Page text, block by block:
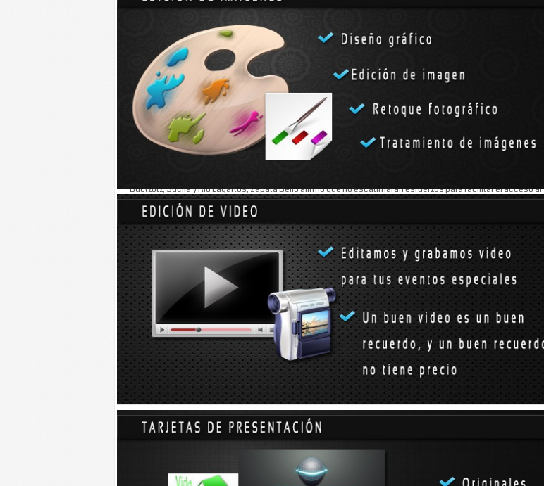
Gobierno
En Tizimín, durante una entrega de insumos agrícolas, Andrés Cauich Moo se acercó ayer al gobernador
Rolando Zapata Bello para plantearle la necesidad de apoyo para sistemas de riego.
“De qué sirve que nos den maíz si no hay lluvias seguras como hace muchos años”, cuestionó.
El gobernador tomó la solicitud escrita y le ofreció tomarla en cuenta.
Buctzotz, Sucilá y Río Lagartos, Zapata Bello afirmó que no escatimarán esfuerzos para facilitar el acceso al
conocimiento a los educandos.
En evento, en el centro de Temax, el jefe del Ejecutivo indicó que el programa Bienestar Digital une los
esfuerzos de dependencias y entidades del gobierno estatal para hacer más fuerte y sólido el sistema
educativo.
“Nosotros trabajamos todos los días para atender los problemas de los ciudadanos; por ello, estén seguros
que no nos detendremos, avanzamos juntos con el pueblo cumpliendo compromisos, ese el sello de este
gobierno”, aseveró el gobernador ante autoridades, profesores y estudiantes. Luego el gobernador y su
comitiva se dirigieron al recinto ferial de Tizimín.
Página 2
De un vistazo